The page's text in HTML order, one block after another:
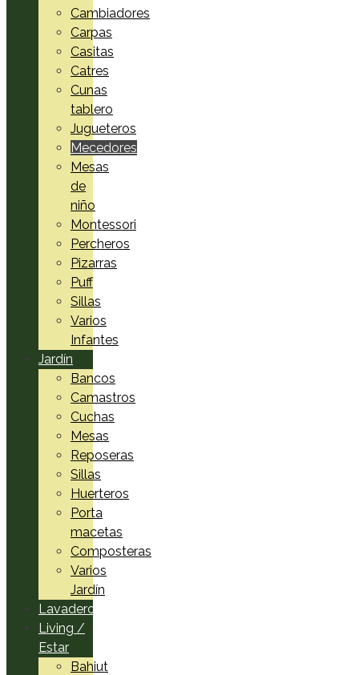
Cambiadores
Carpas
Casitas
Catres
Cunas
tablero
Jugueteros
Mecedores
Mesas
de
niño
Montessori
Percheros
Pizarras
Puff
Sillas
Varios
Infantes
Jardín
Bancos
Camastros
Cuchas
Mesas
Reposeras
Sillas
Huerteros
Porta
macetas
Composteras
Varios
Jardín
Lavadero
Living /
Estar
Bahiut